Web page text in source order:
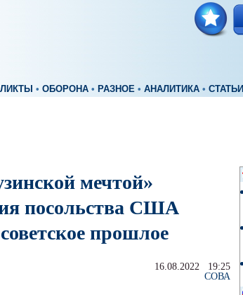
• ОБОРОНА • РАЗНОЕ • АНАЛИТИКА • СТАТЬИ
мечтой»
посольства США
прошлое
16.08.2022 19:25
СОВА